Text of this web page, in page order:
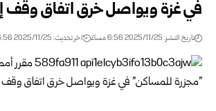
في غزة ويواصل خرق اتفاق وقف
تاريخ النشر: 2025/11/25 6:56 مساءً اخر تحديث: 2025/11/25 6:56 مساءً